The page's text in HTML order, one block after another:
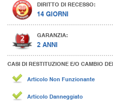
DIRITTO DI RECESSO:
14 GIORNI
GARANZIA:
2 ANNI
CASI DI RESTITUZIONE E/O CAMBIO
Articolo Non Funzionante
Articolo Danneggiato